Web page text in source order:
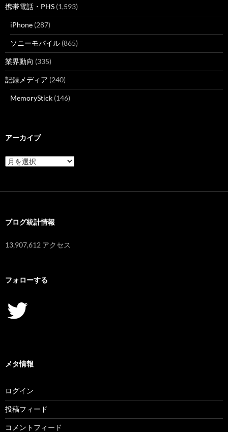
携帯電話・PHS (1,593)
iPhone (287)
ソニーモバイル (865)
業界動向 (335)
記録メディア (240)
MemoryStick (146)
アーカイブ
ア
ー
ブログ統計情報
13,907,612 アクセス
フォローする
Twitter
メタ情報
ログイン
投稿フィード
コメントフィード